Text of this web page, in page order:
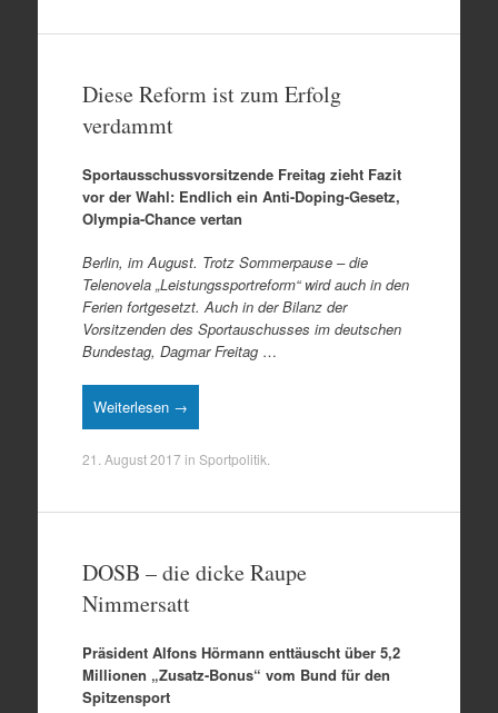
Diese Reform ist zum Erfolg
verdammt
Sportausschussvorsitzende Freitag zieht Fazit
vor der Wahl: Endlich ein Anti-Doping-Gesetz,
Olympia-Chance vertan
Berlin, im August. Trotz Sommerpause – die
Telenovela „Leistungssportreform“ wird auch in den
Ferien fortgesetzt. Auch in der Bilanz der
Vorsitzenden des Sportauschusses im deutschen
Bundestag, Dagmar Freitag …
Weiterlesen →
21. August 2017 in Sportpolitik
DOSB – die dicke Raupe
Nimmersatt
Präsident Alfons Hörmann enttäuscht über 5,2
Millionen „Zusatz-Bonus“ vom Bund für den
Spitzensport